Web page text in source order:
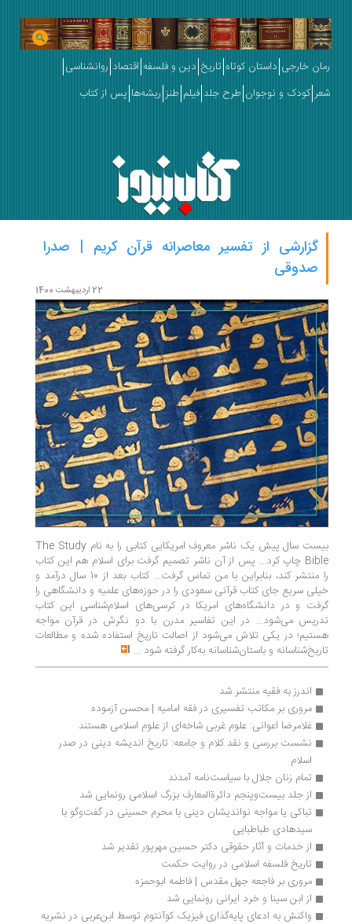
رمان خارجی داستان کوتاه تاریخ دین و فلسفه اقتصاد روانشناسی
شعر کودک و نوجوان طرح جلد فیلم طنز ریشه‌ها پس از کتاب
گزارشی از تفسیر معاصرانه قرآن کریم | صدرا
صدوقی
22 اردیبهشت 1400
بیست سال پیش یک ناشر معروف امریکایی کتابی را به نام The Study
Bible چاپ کرد... پس از آن ناشر تصمیم گرفت برای اسلام هم این کتاب
را منتشر کند، بنابراین با من تماس گرفت... کتاب بعد از 10 سال درآمد و
خیلی سریع جای کتاب قرآنی سعودی را در حوزه‌های علمیه و دانشگاهی را
گرفت و در دانشگاه‌های امریکا در کرسی‌های اسلام‌شناسی این کتاب
تدریس می‌شود... در این تفاسیر مدرن با دو نگرش در قرآن مواجه
هستیم؛ در یکی تلاش می‌شود از اصالت تاریخ استفاده شده و مطالعات
تاریخ‌شناسانه و باستان‌شناسانه به‌کار گرفته شود ...
اندرز به فقیه منتشر شد
مروری بر مکاتب تفسیری در فقه امامیه | محسن آزموده
غلامرضا اعوانی: علوم غربی شاخه‌ای از علوم اسلامی هستند
اسلام
تمام زنان جلال با سیاست‌نامه آمدند
از جلد بیست‌وپنجم دائرةالمعارف بزرگ اسلامی رونمایی شد
سیدهادی طباطبایی
از خدمات و آثار حقوقی دکتر حسین مهرپور تقدیر شد
تاریخ فلسفه اسلامی در روایت حکمت
مروری بر فاجعه جهل مقدس | فاطمه ابوحمزه
از ابن سینا و خرد ایرانی رونمایی شد